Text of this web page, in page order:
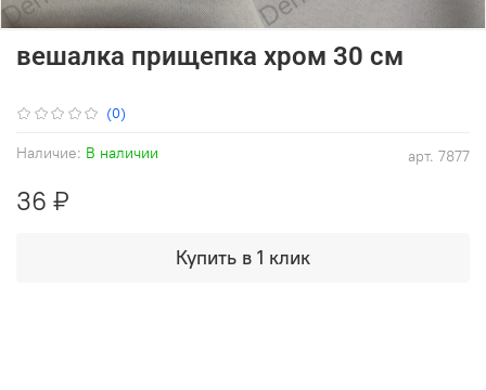
(0)
арт. 7877
Наличие: В наличии
вешалка прищепка хром 30 см
36 ₽
Купить в 1 клик